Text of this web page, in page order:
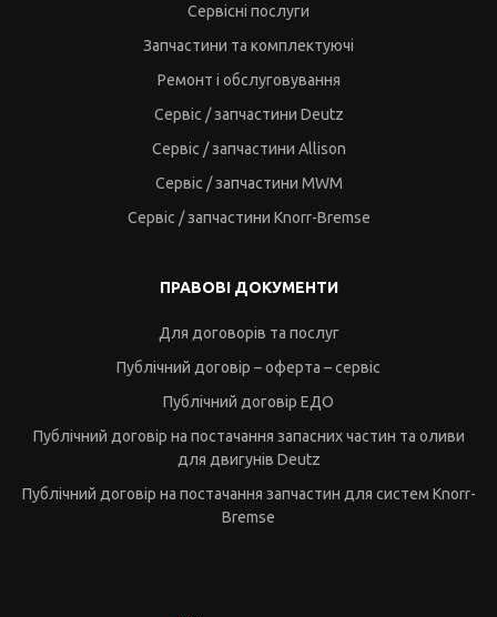
Сервісні послуги
Запчастини та комплектуючі
Ремонт і обслуговування
Сервіс / запчастини Deutz
Сервіс / запчастини Allison
Сервіс / запчастини MWM
Сервіс / запчастини Knorr-Bremse
ПРАВОВІ ДОКУМЕНТИ
Для договорів та послуг
Публічний договір – оферта – сервіс
Публічний договір ЕДО
Публічний договір на постачання запасних частин та оливи
для двигунів Deutz
Публічний договір на постачання запчастин для систем Knorr-
Bremse